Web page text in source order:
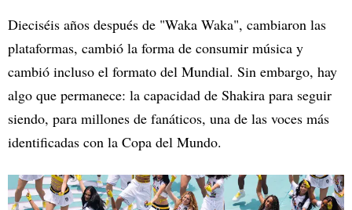
Dieciséis años después de "Waka Waka", cambiaron las
plataformas, cambió la forma de consumir música y
cambió incluso el formato del Mundial. Sin embargo, hay
algo que permanece: la capacidad de Shakira para seguir
siendo, para millones de fanáticos, una de las voces más
identificadas con la Copa del Mundo.